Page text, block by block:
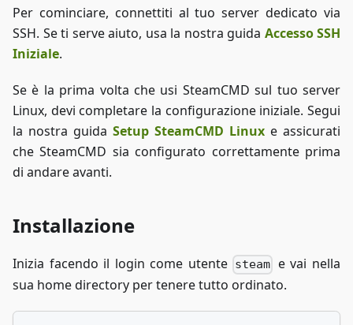
Per cominciare, connettiti al tuo server dedicato via
SSH. Se ti serve aiuto, usa la nostra guida Accesso SSH
Iniziale.
Se è la prima volta che usi SteamCMD sul tuo server
Linux, devi completare la configurazione iniziale. Segui
la nostra guida Setup SteamCMD Linux e assicurati
che SteamCMD sia configurato correttamente prima
di andare avanti.
Installazione
Inizia facendo il login come utente steam e vai nella
sua home directory per tenere tutto ordinato.